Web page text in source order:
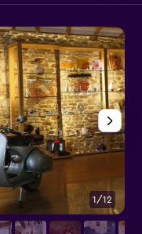
1/12